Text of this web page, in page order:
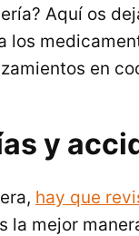
Aquí os
los
en
y
hay que
la mejor